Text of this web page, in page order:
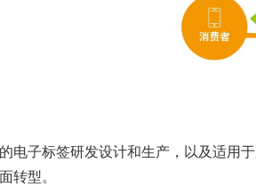
电子标签研发设计和生产，以及适用
转型。